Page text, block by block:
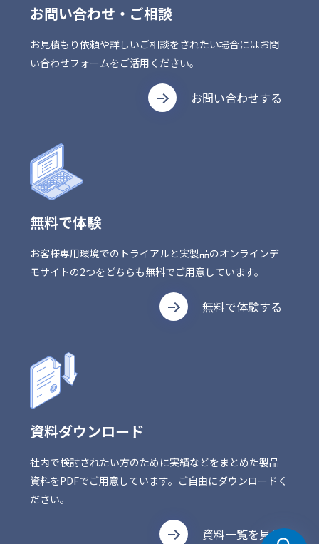
お問い合わせ・ご相談
お見積もり依頼や詳しいご相談をされたい場合にはお問
い合わせフォームをご活用ください。
お問い合わせする
無料で体験
お客様専用環境でのトライアルと実製品のオンラインデ
モサイトの2つをどちらも無料でご用意しています。
無料で体験する
資料ダウンロード
社内で検討されたい方のために実績などをまとめた製品
資料をPDFでご用意しています。ご自由にダウンロードく
ださい。
資料一覧を見る